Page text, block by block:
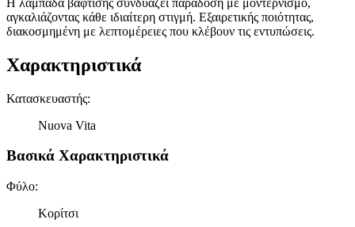
Η λαμπάδα βάφτισης συνδυάζει παράδοση με μοντερνισμό,
αγκαλιάζοντας κάθε ιδιαίτερη στιγμή. Εξαιρετικής ποιότητας,
διακοσμημένη με λεπτομέρειες που κλέβουν τις εντυπώσεις.
Χαρακτηριστικά
Κατασκευαστής:
Nuova Vita
Βασικά Χαρακτηριστικά
Φύλο:
Κορίτσι